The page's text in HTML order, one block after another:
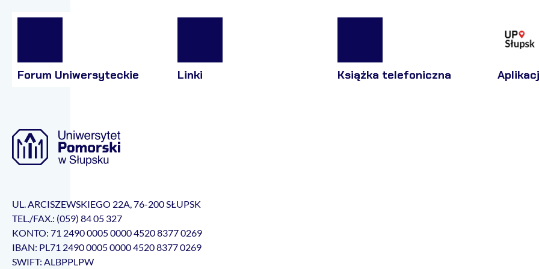
Forum Uniwersyteckie Linki Książka telefoniczna
UL. ARCISZEWSKIEGO 22A, 76-200 SŁUPSK
TEL./FAX.: (059) 84 05 327
KONTO: 71 2490 0005 0000 4520 8377 0269
IBAN: PL71 2490 0005 0000 4520 8377 0269
SWIFT: ALBPPLPW